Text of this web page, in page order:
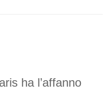
ha l’affanno